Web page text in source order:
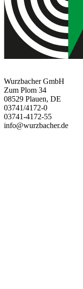
Wurzbacher GmbH
Zum Plom 34
08529 Plauen, DE
03741/4172-0
03741-4172-55
info@wurzbacher.de